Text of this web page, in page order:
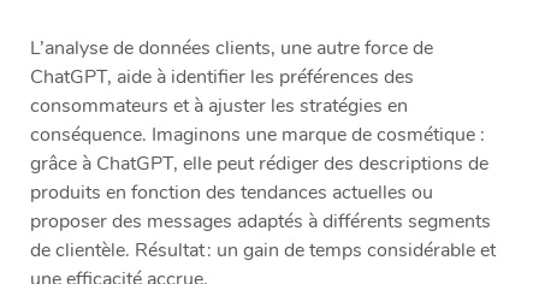
L’analyse de données clients, une autre force de
ChatGPT, aide à identifier les préférences des
consommateurs et à ajuster les stratégies en
conséquence. Imaginons une marque de cosmétique :
grâce à ChatGPT, elle peut rédiger des descriptions de
produits en fonction des tendances actuelles ou
proposer des messages adaptés à différents segments
de clientèle. Résultat : un gain de temps considérable et